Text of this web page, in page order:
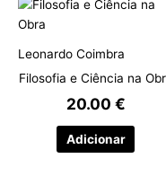
Leonardo Coimbra
Filosofia e Ciência na
20.00 €
Adicionar